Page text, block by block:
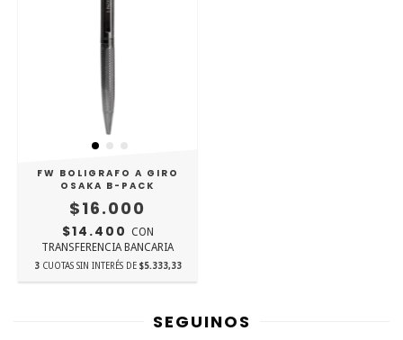
FW BOLIGRAFO A GIRO
OSAKA B-PACK
$16.000
$14.400 CON
TRANSFERENCIA BANCARIA
3 CUOTAS SIN INTERÉS DE $5.333,33
SEGUINOS